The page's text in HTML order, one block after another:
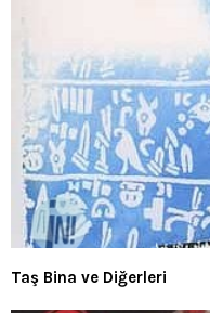
Taş Bina ve Diğerleri